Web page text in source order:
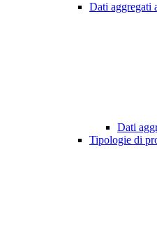
Dati aggregati
Dati
Tipologie di